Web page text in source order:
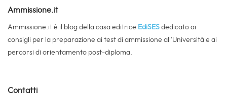
Ammissione.it
Ammissione.it è il blog della casa editrice EdiSES dedicato ai
consigli per la preparazione ai test di ammissione all’Università e ai
percorsi di orientamento post-diploma.
Contatti